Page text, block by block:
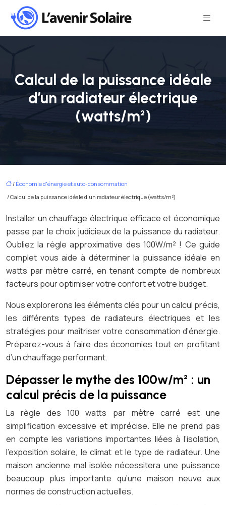
Calcul de la puissance idéale
d’un radiateur électrique
(watts/m²)
/ Économie d'énergie et auto-consommation
/ Calcul de la puissance idéale d’un radiateur électrique (watts/m²)
Installer un chauffage électrique efficace et économique
passe par le choix judicieux de la puissance du radiateur.
Oubliez la règle approximative des 100W/m² ! Ce guide
complet vous aide à déterminer la puissance idéale en
watts par mètre carré, en tenant compte de nombreux
facteurs pour optimiser votre confort et votre budget.
Nous explorerons les éléments clés pour un calcul précis,
les différents types de radiateurs électriques et les
stratégies pour maîtriser votre consommation d’énergie.
Préparez-vous à faire des économies tout en profitant
d’un chauffage performant.
Dépasser le mythe des 100w/m² : un
calcul précis de la puissance
La règle des 100 watts par mètre carré est une
simplification excessive et imprécise. Elle ne prend pas
en compte les variations importantes liées à l’isolation,
l’exposition solaire, le climat et le type de radiateur. Une
maison ancienne mal isolée nécessitera une puissance
beaucoup plus importante qu’une maison neuve aux
normes de construction actuelles.